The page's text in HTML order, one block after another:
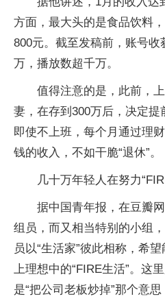
方面，最大头的是食品饮料
800元。截至发稿前，账号
万，播放数超千万。
值得注意的是，此前，
妻，在存到300万后，决定提
即使不上班，每个月通过理
钱的收入，不如干脆“退休”。
几十万年轻人在努力
据中国青年报，在豆瓣
组员，而又相当特别的小组
员以“生活家”彼此相称，希
上理想中的“FIRE生活”。这
是“把公司老板炒掉”那个意